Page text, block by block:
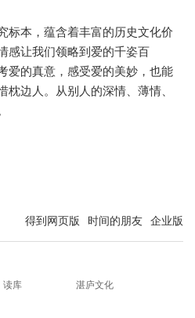
标本，蕴含着丰富的历史文化价
感让我们领略到爱的千姿百
的真意，感受爱的美妙，也能
边人。从别人的深情、薄情、
得到网页版 时间的朋友 企业版
读库
湛庐文化